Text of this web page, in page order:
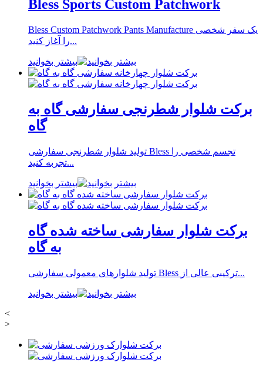
Bless Sports Custom Patchwork
Bless Custom Patchwork Pants Manufacture یک سفر شخصی
را آغاز کنید...
بیشتر بخوانید
برکت شلوار شطرنجی سفارشی گاه به
گاه
تولید شلوار شطرنجی سفارشی Bless تجسم شخصی را
تجربه کنید...
بیشتر بخوانید
برکت شلوار سفارشی ساخته شده گاه
به گاه
تولید شلوارهای معمولی سفارشی Bless ترکیبی عالی از...
بیشتر بخوانید
<
>